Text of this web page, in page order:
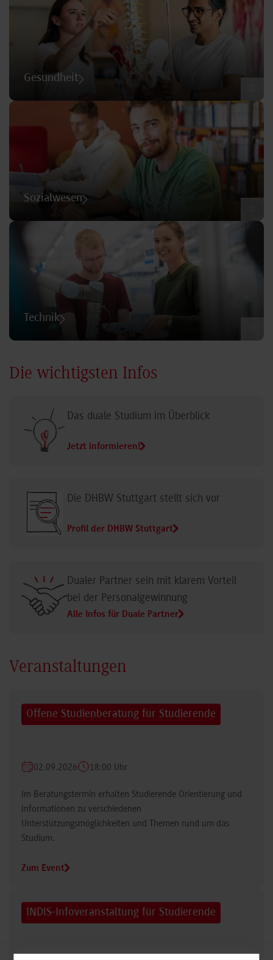
Gesundheit
Sozialwesen
Technik
Die wichtigsten Infos
Das duale Studium im Überblick
Jetzt informieren!
Die DHBW Stuttgart stellt sich vor
Profil der DHBW Stuttgart
Dualer Partner sein mit klarem Vorteil
bei der Personalgewinnung
Alle Infos für Duale Partner
Veranstaltungen
Offene Studienberatung für Studierende
02.09.2026 18:00 Uhr
Im Beratungstermin erhalten Studierende Orientierung und
Informationen zu verschiedenen
Unterstützungsmöglichkeiten und Themen rund um das
Studium.
Zum Event
INDIS-Infoveranstaltung für Studierende